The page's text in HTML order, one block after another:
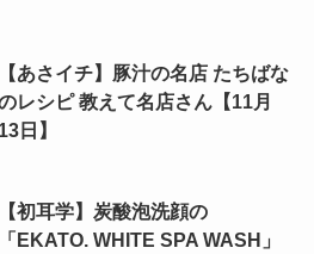
【あさイチ】豚汁の名店 たちばな
レシピ 教えて名店さん【11月
13日】
【初耳学】炭酸泡洗顔の
「EKATO. WHITE SPA WASH」